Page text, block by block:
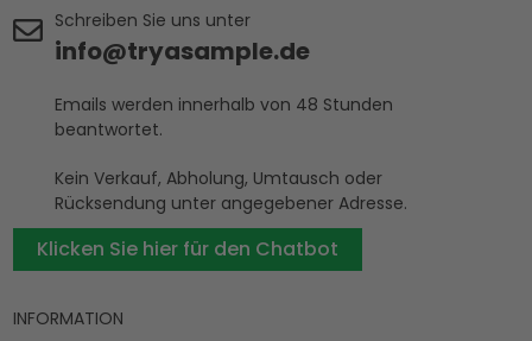
Schreiben Sie uns unter
info@tryasample.de
Emails werden innerhalb von 48 Stunden
beantwortet.
Kein Verkauf, Abholung, Umtausch oder
Rücksendung unter angegebener Adresse.
Klicken Sie hier für den Chatbot
INFORMATION